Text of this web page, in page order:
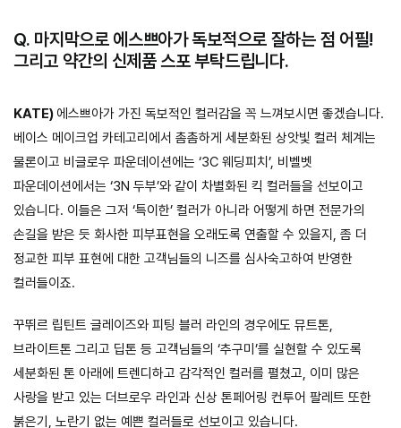
Q. 마지막으로 에스쁘아가 독보적으로 잘하는 점 어필!
그리고 약간의 신제품 스포 부탁드립니다.
KATE) 에스쁘아가 가진 독보적인 컬러감을 꼭 느껴보시면 좋겠습니다.
베이스 메이크업 카테고리에서 촘촘하게 세분화된 상앗빛 컬러 체계는
물론이고 비글로우 파운데이션에는 ‘3C 웨딩피치’, 비벨벳
파운데이션에서는 ‘3N 두부’와 같이 차별화된 킥 컬러들을 선보이고
있습니다. 이들은 그저 ‘특이한’ 컬러가 아니라 어떻게 하면 전문가의
손길을 받은 듯 화사한 피부표현을 오래도록 연출할 수 있을지, 좀 더
정교한 피부 표현에 대한 고객님들의 니즈를 심사숙고하여 반영한
컬러들이죠.
꾸뛰르 립틴트 글레이즈와 피팅 블러 라인의 경우에도 뮤트톤,
브라이트톤 그리고 딥톤 등 고객님들의 ‘추구미’를 실현할 수 있도록
세분화된 톤 아래에 트렌디하고 감각적인 컬러를 펼쳤고, 이미 많은
사랑을 받고 있는 더브로우 라인과 신상 톤페어링 컨투어 팔레트 또한
붉은기, 노란기 없는 예쁜 컬러들로 선보이고 있습니다.